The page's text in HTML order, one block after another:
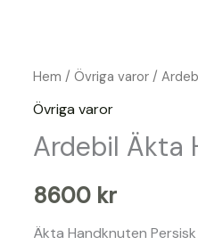
Hem /Övriga varor /
Övriga varor
Ardebil Äkta
8600 kr
Äkta Handknuten